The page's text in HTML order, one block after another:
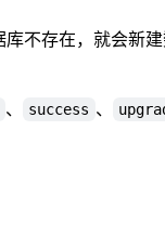
不存在，就会新
、 success 、